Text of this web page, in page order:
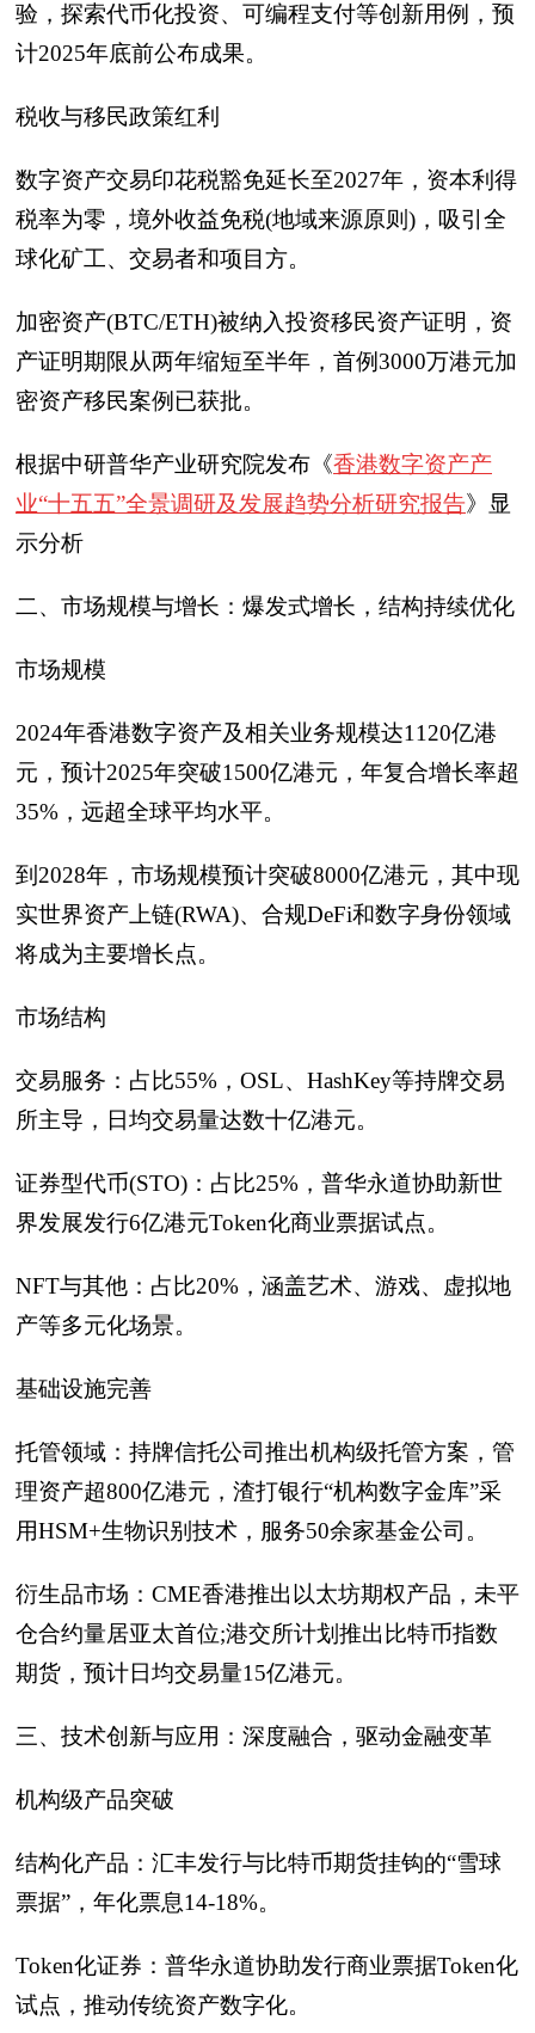
验，探索代币化投资、可编程支付等创新用例，预
计2025年底前公布成果。
税收与移民政策红利
数字资产交易印花税豁免延长至2027年，资本利得
税率为零，境外收益免税(地域来源原则)，吸引全
球化矿工、交易者和项目方。
加密资产(BTC/ETH)被纳入投资移民资产证明，资
产证明期限从两年缩短至半年，首例3000万港元加
密资产移民案例已获批。
根据中研普华产业研究院发布《香港数字资产产
业“十五五”全景调研及发展趋势分析研究报告》显
示分析
二、市场规模与增长：爆发式增长，结构持续优化
市场规模
2024年香港数字资产及相关业务规模达1120亿港
元，预计2025年突破1500亿港元，年复合增长率超
35%，远超全球平均水平。
到2028年，市场规模预计突破8000亿港元，其中现
实世界资产上链(RWA)、合规DeFi和数字身份领域
将成为主要增长点。
市场结构
交易服务：占比55%，OSL、HashKey等持牌交易
所主导，日均交易量达数十亿港元。
证券型代币(STO)：占比25%，普华永道协助新世
界发展发行6亿港元Token化商业票据试点。
NFT与其他：占比20%，涵盖艺术、游戏、虚拟地
产等多元化场景。
基础设施完善
托管领域：持牌信托公司推出机构级托管方案，管
理资产超800亿港元，渣打银行“机构数字金库”采
用HSM+生物识别技术，服务50余家基金公司。
衍生品市场：CME香港推出以太坊期权产品，未平
仓合约量居亚太首位;港交所计划推出比特币指数
期货，预计日均交易量15亿港元。
三、技术创新与应用：深度融合，驱动金融变革
机构级产品突破
结构化产品：汇丰发行与比特币期货挂钩的“雪球
票据”，年化票息14-18%。
Token化证券：普华永道协助发行商业票据Token化
试点，推动传统资产数字化。